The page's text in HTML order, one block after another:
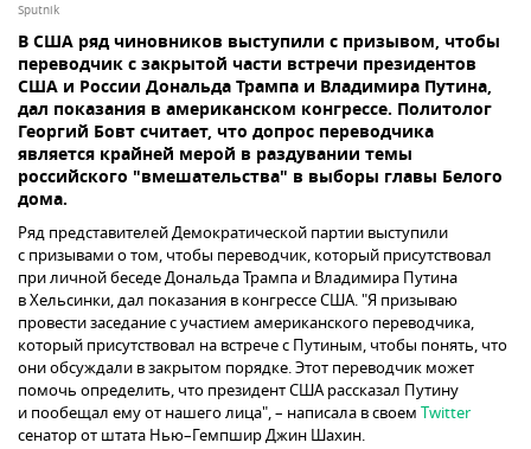
Sputnik
В США ряд чиновников выступили с призывом, чтобы
переводчик с закрытой части встречи президентов
США и России Дональда Трампа и Владимира Путина,
дал показания в американском конгрессе. Политолог
Георгий Бовт считает, что допрос переводчика
является крайней мерой в раздувании темы
российского "вмешательства" в выборы главы Белого
дома.
Ряд представителей Демократической партии выступили
с призывами о том, чтобы переводчик, который присутствовал
при личной беседе Дональда Трампа и Владимира Путина
в Хельсинки, дал показания в конгрессе США. "Я призываю
провести заседание с участием американского переводчика,
который присутствовал на встрече с Путиным, чтобы понять, что
они обсуждали в закрытом порядке. Этот переводчик может
помочь определить, что президент США рассказал Путину
и пообещал ему от нашего лица", – написала в своем Twitter
сенатор от штата Нью–Гемпшир Джин Шахин.